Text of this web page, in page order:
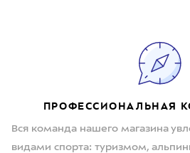
ПРОФЕССИОНАЛЬНАЯ
Вся команда нашего магазина
видами спорта: туризмом,